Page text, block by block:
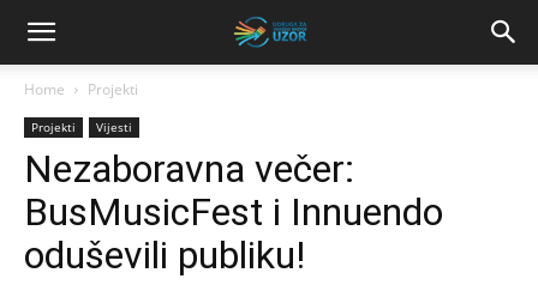
Home Projekti
Projekti Vijesti
Nezaboravna večer:
BusMusicFest i Innuendo
oduševili publiku!